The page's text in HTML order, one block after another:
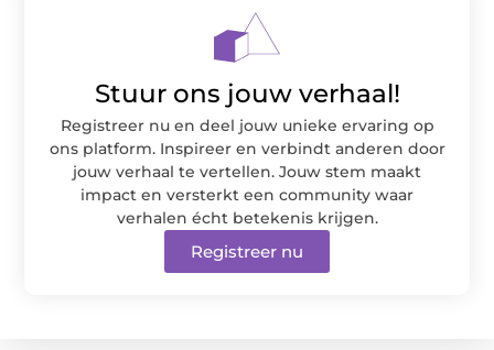
Stuur ons jouw verhaal!
Registreer nu en deel jouw unieke ervaring op
ons platform. Inspireer en verbindt anderen door
jouw verhaal te vertellen. Jouw stem maakt
impact en versterkt een community waar
verhalen écht betekenis krijgen.
Registreer nu